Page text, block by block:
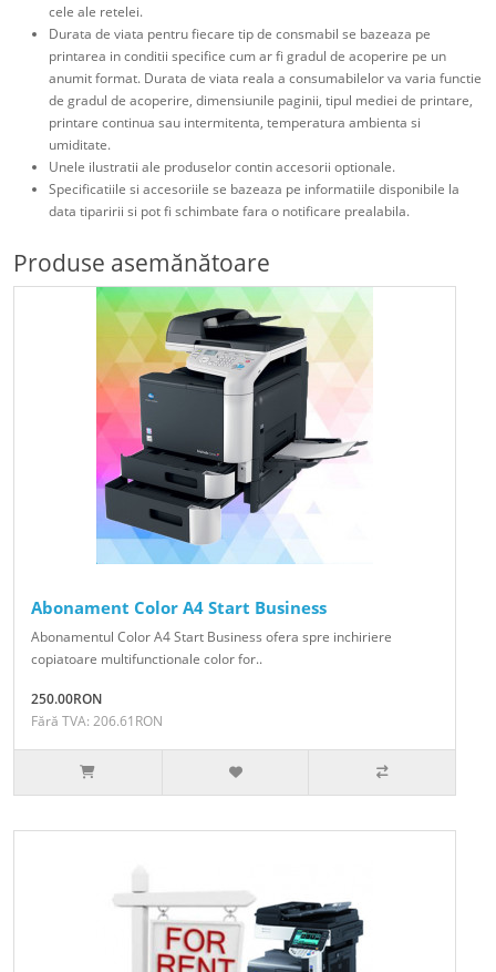
cele ale retelei.
Durata de viata pentru fiecare tip de consmabil se bazeaza pe
printarea in conditii specifice cum ar fi gradul de acoperire pe un
anumit format. Durata de viata reala a consumabilelor va varia functie
de gradul de acoperire, dimensiunile paginii, tipul mediei de printare,
printare continua sau intermitenta, temperatura ambienta si
umiditate.
Unele ilustratii ale produselor contin accesorii optionale.
Specificatiile si accesoriile se bazeaza pe informatiile disponibile la
data tiparirii si pot fi schimbate fara o notificare prealabila.
Produse asemănătoare
Abonament Color A4 Start Business
Abonamentul Color A4 Start Business ofera spre inchiriere
copiatoare multifunctionale color for..
250.00RON
Fără TVA: 206.61RON